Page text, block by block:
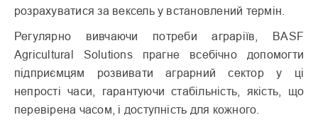
розрахуватися за вексель у встановлений термін.
Регулярно вивчаючи потреби аграріїв, BASF
Agricultural Solutions прагне всебічно допомогти
підприємцям розвивати аграрний сектор у ці
непрості часи, гарантуючи стабільність, якість, що
перевірена часом, і доступність для кожного.